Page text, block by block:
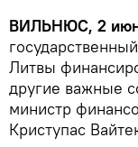
ВИЛЬНЮС, 2
Литвы
другие важные
министр
Криступас